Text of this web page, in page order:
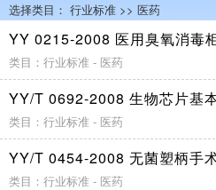
选择类目： 行业标准 >> 医药
YY 0215-2008 医用臭氧消毒
类目：行业标准 - 医药
YY/T 0692-2008 生物芯片基
类目：行业标准 - 医药
YY/T 0454-2008 无菌塑柄手
类目：行业标准 - 医药